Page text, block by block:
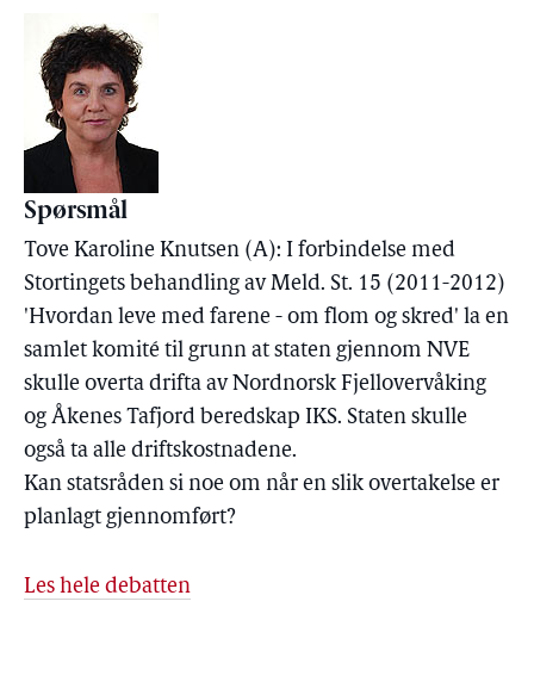
Spørsmål
Tove Karoline Knutsen (A): I forbindelse med
Stortingets behandling av Meld. St. 15 (2011-2012)
'Hvordan leve med farene - om flom og skred' la en
samlet komité til grunn at staten gjennom NVE
skulle overta drifta av Nordnorsk Fjellovervåking
og Åkenes Tafjord beredskap IKS. Staten skulle
også ta alle driftskostnadene.
Kan statsråden si noe om når en slik overtakelse er
planlagt gjennomført?
Les hele debatten